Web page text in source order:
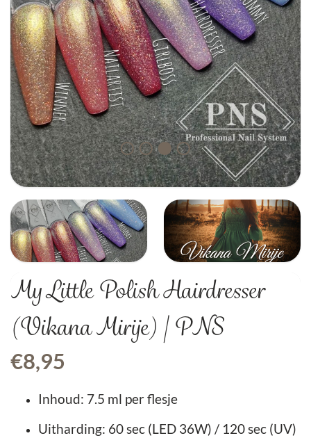
My Little Polish Hairdresser
(Vikana Mirije) | PNS
€8,95
Inhoud: 7.5 ml per flesje
Uitharding: 60 sec (LED 36W) / 120 sec (UV)